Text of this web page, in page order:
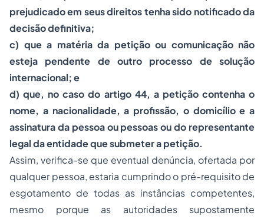
prejudicado em seus direitos tenha sido notificado da
decisão definitiva;
c) que a matéria da petição ou comunicação não
esteja pendente de outro processo de solução
internacional; e
d) que, no caso do artigo 44, a petição contenha o
nome, a nacionalidade, a profissão, o domicílio e a
assinatura da pessoa ou pessoas ou do representante
legal da entidade que submeter a petição.
Assim, verifica-se que eventual denúncia, ofertada por
qualquer pessoa, estaria cumprindo o pré-requisito de
esgotamento de todas as instâncias competentes,
mesmo porque as autoridades supostamente